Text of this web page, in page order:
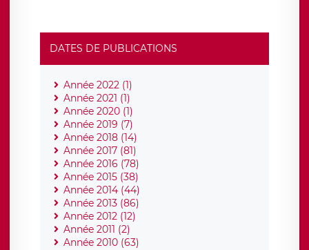
DATES DE PUBLICATIONS
Année 2022 (1)
Année 2021 (1)
Année 2020 (1)
Année 2019 (7)
Année 2018 (14)
Année 2017 (81)
Année 2016 (78)
Année 2015 (38)
Année 2014 (44)
Année 2013 (86)
Année 2012 (12)
Année 2011 (2)
Année 2010 (63)